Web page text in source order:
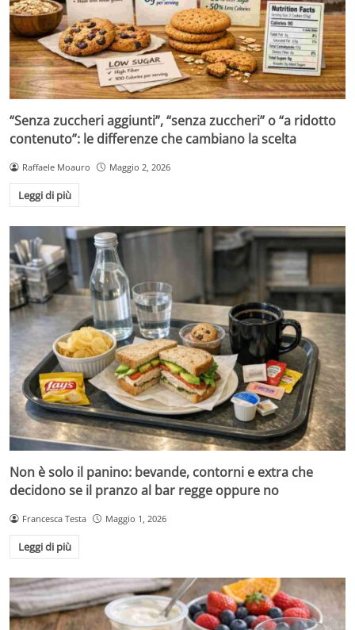
“Senza zuccheri aggiunti”, “senza zuccheri” o “a ridotto
contenuto”: le differenze che cambiano la scelta
Raffaele Moauro Maggio 2, 2026
Leggi di più
Non è solo il panino: bevande, contorni e extra che
decidono se il pranzo al bar regge oppure no
Francesca Testa Maggio 1, 2026
Leggi di più